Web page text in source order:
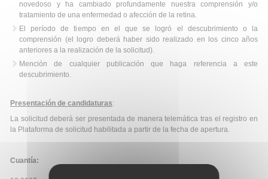
novedoso y ha cambiado profundamente nuestra comprensión y/o
tratamiento de una enfermedad o afección de la retina.
El período de tiempo en el que se logró el descubrimiento o la
comprensión (el logro deberá haber sido realizado en los cinco años
anteriores a la realización de la solicitud).
Mención de cualquier publicación que haga referencia a este
descubrimiento.
Presentación de candidaturas:
La solicitud deberá ser presentada de manera telemática tras el registro en
la Plataforma de solicitud habilitada a partir de la fecha de apertura.
Cuantía: